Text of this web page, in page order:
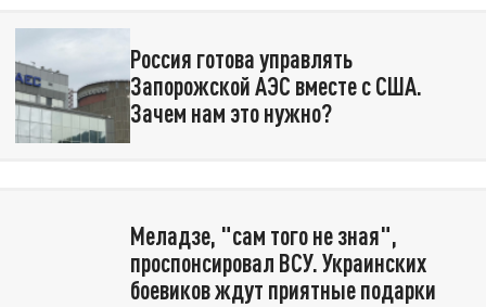
Россия готова управлять
Запорожской АЭС вместе с США.
Зачем нам это нужно?
Меладзе, "сам того не зная",
проспонсировал ВСУ. Украинских
боевиков ждут приятные подарки